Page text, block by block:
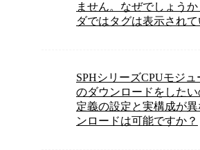
ません。なぜでしょう
ダではタグは表示されて
SPHシリーズCPUモジ
のダウンロードをした
定義の設定と実構成が
ンロードは可能ですか？